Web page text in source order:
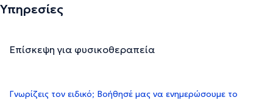
Υπηρεσίες
Επίσκεψη για φυσικοθεραπεία
Γνωρίζεις τον ειδικό; Βοήθησέ μας να ενημερώσουμε το